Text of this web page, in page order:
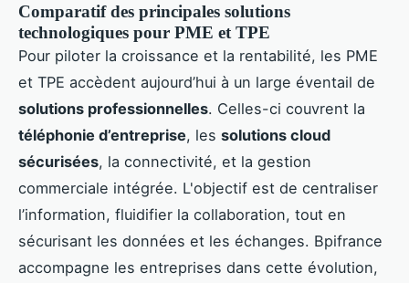
Comparatif des principales solutions
technologiques pour PME et TPE
Pour piloter la croissance et la rentabilité, les PME
et TPE accèdent aujourd’hui à un large éventail de
solutions professionnelles. Celles-ci couvrent la
téléphonie d’entreprise, les solutions cloud
sécurisées, la connectivité, et la gestion
commerciale intégrée. L'objectif est de centraliser
l’information, fluidifier la collaboration, tout en
sécurisant les données et les échanges. Bpifrance
accompagne les entreprises dans cette évolution,